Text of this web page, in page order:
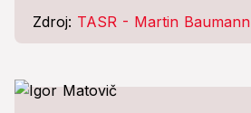
Zdroj: TASR - Martin Baumann